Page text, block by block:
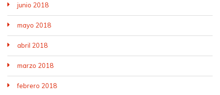
junio 2018
mayo 2018
abril 2018
marzo 2018
febrero 2018